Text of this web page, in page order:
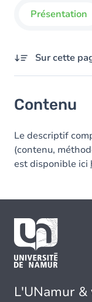
Présentation
Sur cette
Contenu
Le descriptif
(contenu,
est disponible ici
L'UNamur &